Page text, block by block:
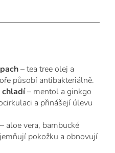
– tea tree olej a
působí antibakteriálně.
chladí– mentol a ginkgo
a přinášejí úlevu
– aloe vera, bambucké
pokožku a obnovují